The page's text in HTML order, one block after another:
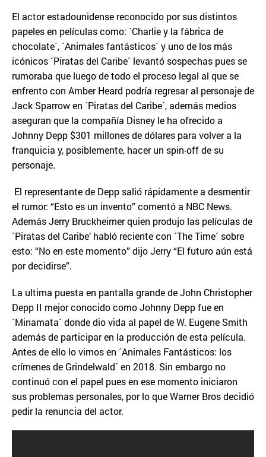
El actor estadounidense reconocido por sus distintos
papeles en películas como: ´Charlie y la fábrica de
chocolate´, ´Animales fantásticos´ y uno de los más
icónicos ´Piratas del Caribe´ levantó sospechas pues se
rumoraba que luego de todo el proceso legal al que se
enfrento con Amber Heard podría regresar al personaje de
Jack Sparrow en ´Piratas del Caribe´, además medios
aseguran que la compañía Disney le ha ofrecido a
Johnny Depp $301 millones de dólares para volver a la
franquicia y, posiblemente, hacer un spin-off de su
personaje.
El representante de Depp salió rápidamente a desmentir
el rumor: “Esto es un invento” comentó a NBC News.
Además Jerry Bruckheimer quien produjo las películas de
´Piratas del Caribe’ habló reciente con ´The Time´ sobre
esto: “No en este momento” dijo Jerry “El futuro aún está
por decidirse”.
La ultima puesta en pantalla grande de John Christopher
Depp II mejor conocido como Johnny Depp fue en
´Minamata´ donde dio vida al papel de W. Eugene Smith
además de participar en la producción de esta película.
Antes de ello lo vimos en ´Animales Fantásticos: los
crímenes de Grindelwald´ en 2018. Sin embargo no
continuó con el papel pues en ese momento iniciaron
sus problemas personales, por lo que Warner Bros decidió
pedir la renuncia del actor.